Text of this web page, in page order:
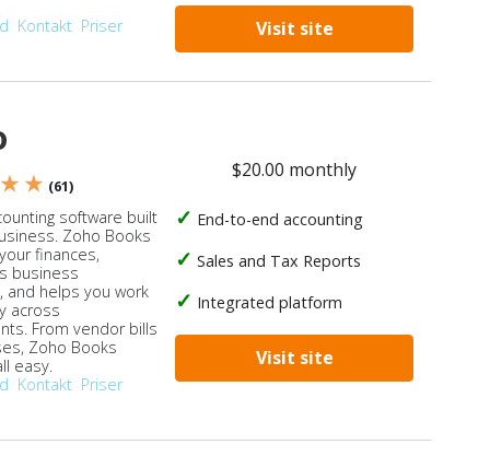
Kontakt Priser Visit site
★ (61)
software built
Zoho Books
finances,
business
and helps you work
across
From vendor bills
Zoho Books
easy.
Kontakt Priser
$20.00 monthly
End-to-end accounting
Sales and Tax Reports
Integrated platform
Visit site